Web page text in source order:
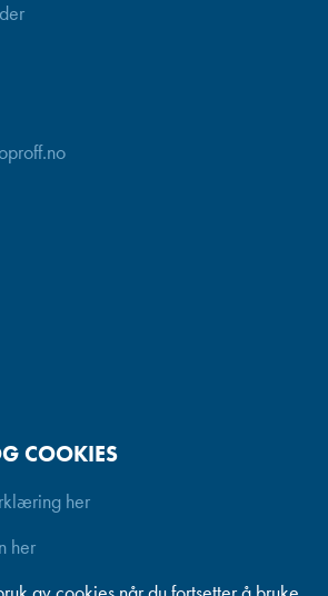
COOKIES
her
her